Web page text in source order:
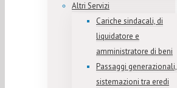
Altri Servizi
Cariche sindacali, di
liquidatore e
amministratore di beni
Passaggi generazionali,
sistemazioni tra eredi